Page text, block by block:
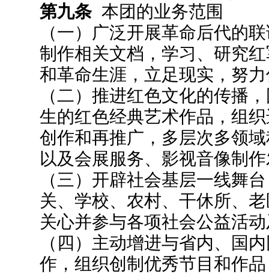
第九条 本团的业务范围
（一）广泛开展革命后代的
制作相关文档，学习、研究
和革命生涯，立足现实，努
（二）推进红色文化的传播
生的红色经典艺术作品，组
创作和再推广，多层次多领
以及会展服务、影视音像制
（三）开辟社会基层一线舞
关、学校、农村、干休所、
关心并参与各项社会公益活
（四）主动增进与省内、国
作，组织创制优秀节目和作